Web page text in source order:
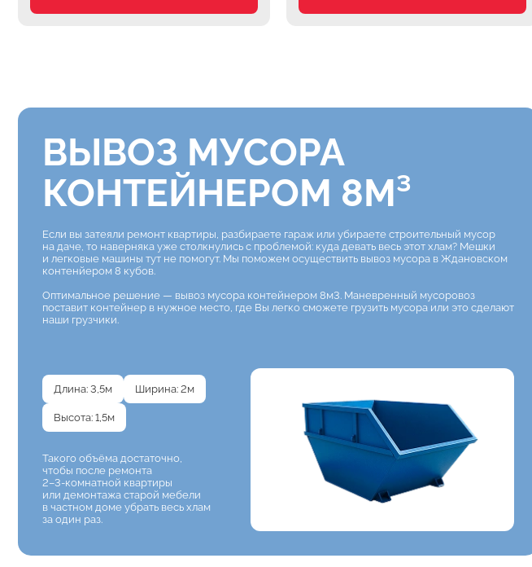
ВЫВОЗ МУСОРА
КОНТЕЙНЕРОМ 8М³
Если вы затеяли ремонт квартиры, разбираете гараж или убираете строительный мусор
на даче, то наверняка уже столкнулись с проблемой: куда девать весь этот хлам? Мешки
и легковые машины тут не помогут. Мы поможем осуществить вывоз мусора в Ждановском
контенйером 8 кубов.
Оптимальное решение — вывоз мусора контейнером 8м3. Маневренный мусоровоз
поставит контейнер в нужное место, где Вы легко сможете грузить мусора или это сделают
наши грузчики.
Длина: 3,5м Ширина: 2м
Высота: 1,5м
Такого объёма достаточно,
чтобы после ремонта
2–3-комнатной квартиры
или демонтажа старой мебели
в частном доме убрать весь хлам
за один раз.